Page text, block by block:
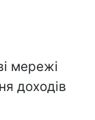
мережі
доходів